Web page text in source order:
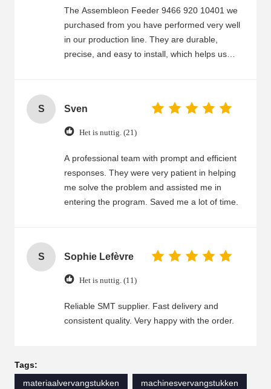
The Assembleon Feeder 9466 920 10401 we
purchased from you have performed very well
in our production line. They are durable,
precise, and easy to install, which helps us
Even when we needed to change some
specifications or track the shipment, your team
quality and service and will continue to
cooperate.
S Sven
Het is nuttig. (21)
A professional team with prompt and efficient
responses. They were very patient in helping
me solve the problem and assisted me in
entering the program. Saved me a lot of time.
S Sophie Lefèvre
Het is nuttig. (11)
Reliable SMT supplier. Fast delivery and
consistent quality. Very happy with the order.
Tags:
materiaalvervangstukken
machinesvervangstukken